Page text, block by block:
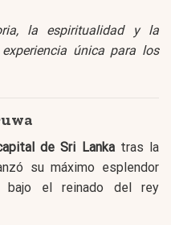
la espiritualidad y la
única para los
de Sri Lankatras la
su máximo esplendor
el reinado del rey